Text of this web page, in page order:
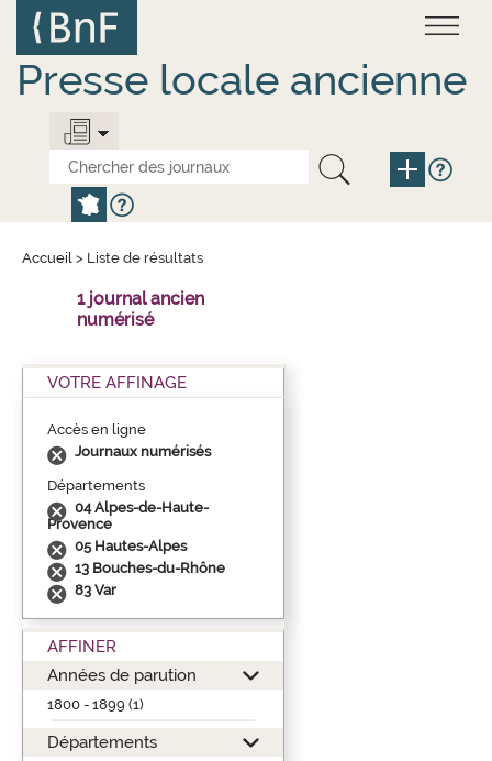
contenu
principal
Presse locale ancienne
Accueil > Liste de résultats
1 journal ancien
numérisé
VOTRE AFFINAGE
Accès en ligne
Journaux numérisés
Départements
04 Alpes-de-Haute-
Provence
05 Hautes-Alpes
13 Bouches-du-Rhône
83 Var
AFFINER
Années de parution
1800 - 1899 (1)
Départements
Panneau de gestion des cookies